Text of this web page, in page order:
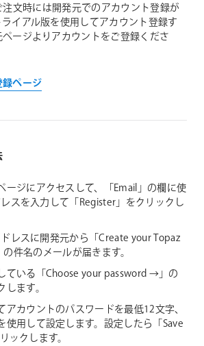
文時には開発元でのアカウント登録が
イアル版を使用してアカウント登録す
ージよりアカウントをご登録くださ
ページ
ージにアクセスして、「Email」の欄に使
スを入力して「Register」をクリックし
レスに開発元から「Create your Topaz
件名のメールが届きます。
ている「Choose your password →」の
ます。
アカウントのパスワードを最低12文字、
使用して設定します。設定したら「Save
ックします。